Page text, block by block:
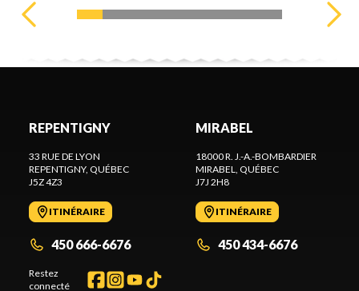
REPENTIGNY
33 RUE DE LYON
REPENTIGNY, QUÉBEC
J5Z 4Z3
ITINÉRAIRE
450 666-6676
Restez
connecté
MIRABEL
18000 R. J.-A.-BOMBARDIER
MIRABEL, QUÉBEC
J7J 2H8
ITINÉRAIRE
450 434-6676